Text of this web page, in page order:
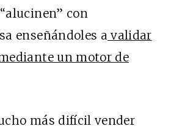
con
enseñándoles avalidar
un motor de
más difícil vender